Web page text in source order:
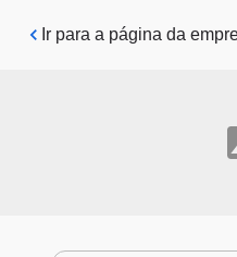
Pular para o conteúdo
Ir para a página da